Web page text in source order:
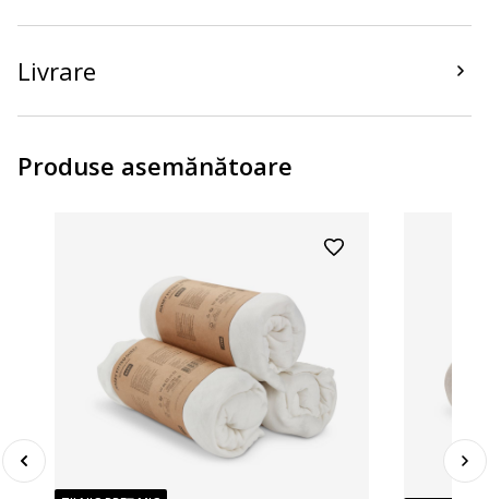
Livrare
Produse asemănătoare